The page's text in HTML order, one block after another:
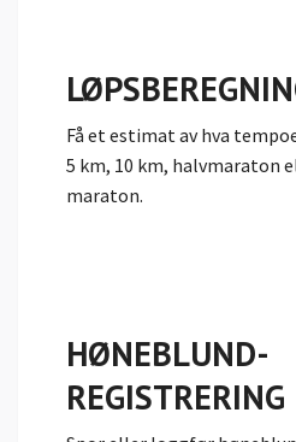
Få et estimatav hva
5 km, 10 km, halvmaraton
maraton.
HØNEBLUND­
REGISTRERING